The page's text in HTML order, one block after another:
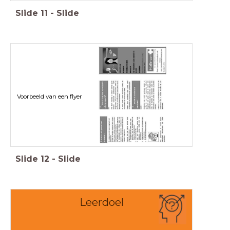
Slide 11 - Slide
Voorbeeld van een flyer
Slide 12 - Slide
Leerdoel